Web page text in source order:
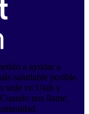
a ayudar a
saludable posible.
sede en Utah y
nos llame,